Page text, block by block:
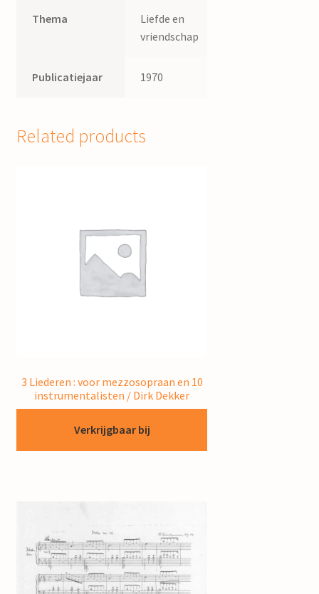
Thema
Liefde en
vriendschap
Publicatiejaar 1970
Related products
3 Liederen : voor mezzosopraan en 10
instrumentalisten / Dirk Dekker
Verkrijgbaar bij